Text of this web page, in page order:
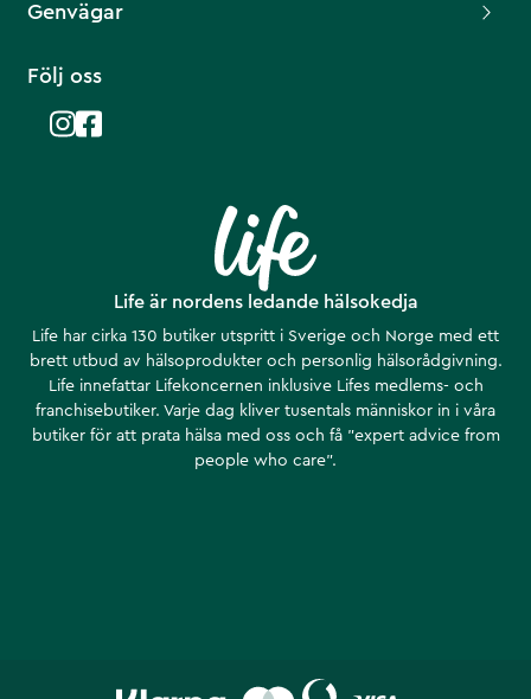
Life är nordens ledande hälsokedja
Life har cirka 130 butiker utspritt i Sverige och Norge med ett
brett utbud av hälsoprodukter och personlig hälsorådgivning.
Life innefattar Lifekoncernen inklusive Lifes medlems- och
franchisebutiker. Varje dag kliver tusentals människor in i våra
butiker för att prata hälsa med oss och få ”expert advice from
people who care”.
Genvägar
Följ oss